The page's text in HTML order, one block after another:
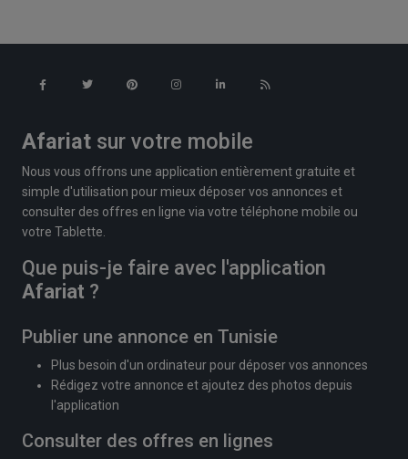
Afariat sur votre mobile
Nous vous offrons une application entièrement gratuite et
simple d'utilisation pour mieux déposer vos annonces et
consulter des offres en ligne via votre téléphone mobile ou
votre Tablette.
Que puis-je faire avec l'application
Afariat ?
Publier une annonce en Tunisie
Plus besoin d'un ordinateur pour déposer vos annonces
Rédigez votre annonce et ajoutez des photos depuis
l'application
Consulter des offres en lignes